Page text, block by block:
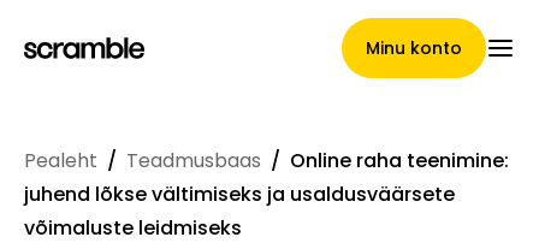
Minu konto
Pealeht
Pealeht / Teadmusbaas / Online raha teenimine:
juhend lõkse vältimiseks ja usaldusväärsete
võimaluste leidmiseks